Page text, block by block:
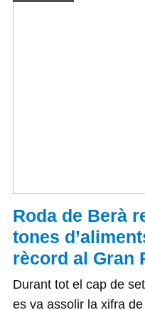
Roda de Berà
tones
rècord al Gran
Durant tot el cap de
es va assolir la xifra